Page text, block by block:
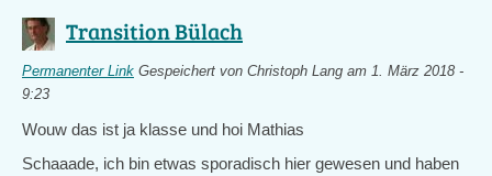
Transition Bülach
Permanenter Link Gespeichert von Christoph Lang am 1. März 2018 -
9:23
Wouw das ist ja klasse und hoi Mathias
Schaaade, ich bin etwas sporadisch hier gewesen und haben